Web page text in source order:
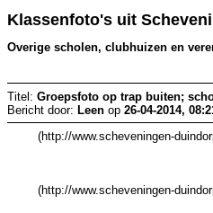
Klassenfoto's uit
Overige scholen, clubhuizen en
Titel: Groepsfoto op trap buiten;
Bericht door: Leen op 26-04-2014,
(http://www.scheveningen-
(http://www.scheveningen-